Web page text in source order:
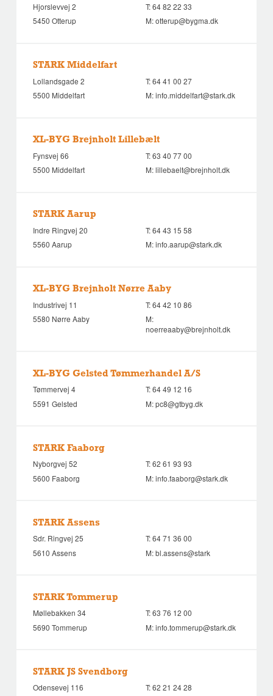
Hjorslevvej 2
5450 Otterup
T:64 82 22 33
M:otterup@bygma.dk
STARK Middelfart
Lollandsgade 2
5500 Middelfart
T:64 41 00 27
M:info.middelfart@stark.dk
XL-BYG Brejnholt Lillebælt
Fynsvej 66
5500 Middelfart
T:63 40 77 00
M:lillebaelt@brejnholt.dk
STARK Aarup
Indre Ringvej 20
5560 Aarup
T:64 43 15 58
M:info.aarup@stark.dk
XL-BYG Brejnholt Nørre Aaby
Industrivej 11
5580 Nørre Aaby
T:64 42 10 86
M:
noerreaaby@brejnholt.dk
XL-BYG Gelsted Tømmerhandel A/S
Tømmervej 4
5591 Gelsted
T:64 49 12 16
M:pc8@gtbyg.dk
STARK Faaborg
Nyborgvej 52
5600 Faaborg
T:62 61 93 93
M:info.faaborg@stark.dk
STARK Assens
Sdr. Ringvej 25
5610 Assens
T:64 71 36 00
M:bl.assens@stark
STARK Tommerup
Møllebakken 34
5690 Tommerup
T:63 76 12 00
M:info.tommerup@stark.dk
STARK JS Svendborg
Odensevej 116
T:62 21 24 28